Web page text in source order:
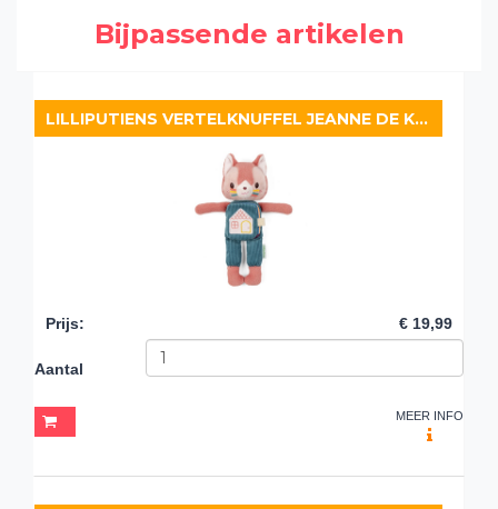
Bijpassende artikelen
LILLIPUTIENS VERTELKNUFFEL JEANNE DE KAT
Prijs: € 19,99
Aantal
MEER INFO